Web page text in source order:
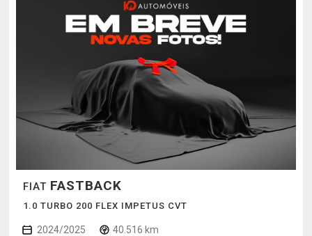
FIAT FASTBACK
1.0 TURBO 200 FLEX IMPETUS CVT
2024/2025 40.516 km